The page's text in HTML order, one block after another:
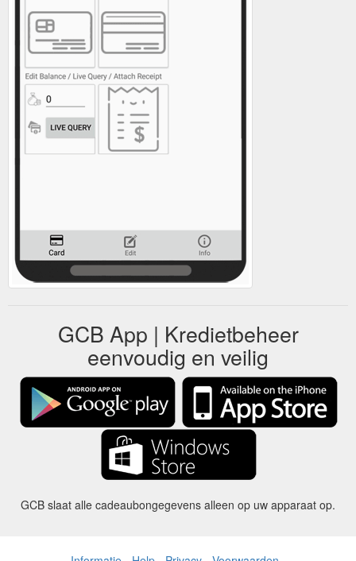
GCB App | Kredietbeheer
eenvoudig en veilig
GCB slaat alle cadeaubongegevens alleen op uw apparaat op.